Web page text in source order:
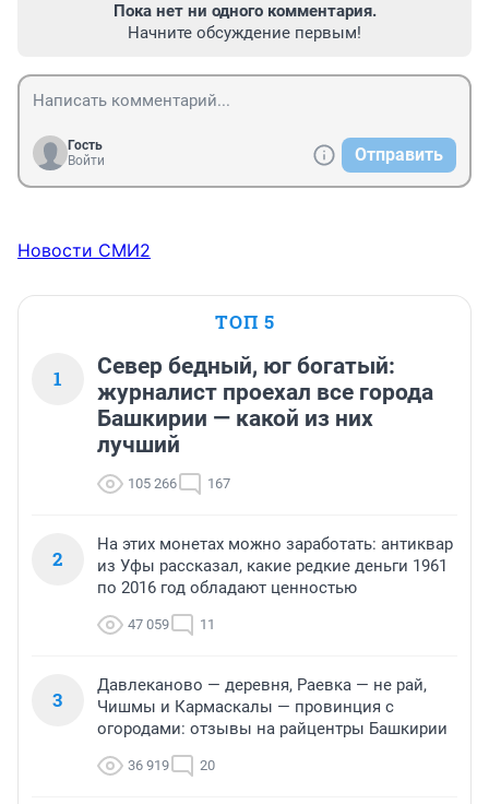
Пока нет ни одного комментария.
Начните обсуждение первым!
Гость
Войти
Отправить
Новости СМИ2
ТОП 5
1
Север бедный, юг богатый:
журналист проехал все города
Башкирии — какой из них
лучший
105 266 167
2
На этих монетах можно заработать: антиквар
из Уфы рассказал, какие редкие деньги 1961
по 2016 год обладают ценностью
47 059 11
3
Давлеканово — деревня, Раевка — не рай,
Чишмы и Кармаскалы — провинция с
огородами: отзывы на райцентры Башкирии
36 919 20